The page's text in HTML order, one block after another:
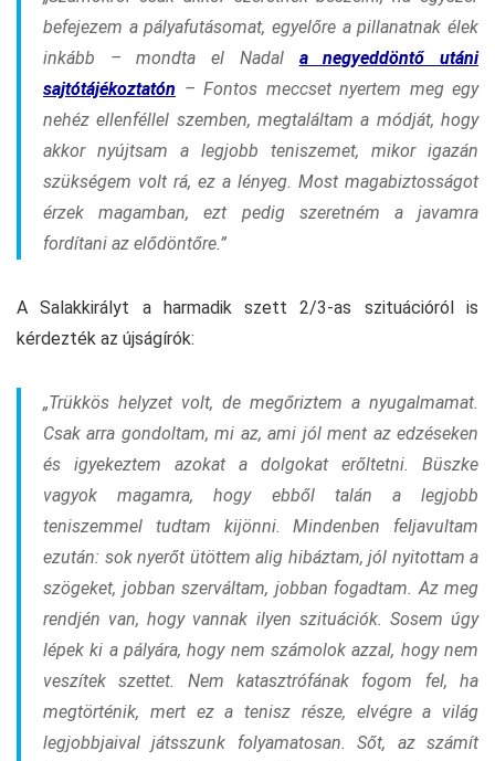
befejezem a pályafutásomat, egyelőre a pillanatnak élek
inkább – mondta el Nadal a negyeddöntő utáni
sajtótájékoztatón – Fontos meccset nyertem meg egy
nehéz ellenféllel szemben, megtaláltam a módját, hogy
akkor nyújtsam a legjobb teniszemet, mikor igazán
szükségem volt rá, ez a lényeg. Most magabiztosságot
érzek magamban, ezt pedig szeretném a javamra
fordítani az elődöntőre.”
A Salakkirályt a harmadik szett 2/3-as szituációról is
kérdezték az újságírók:
„Trükkös helyzet volt, de megőriztem a nyugalmamat.
Csak arra gondoltam, mi az, ami jól ment az edzéseken
és igyekeztem azokat a dolgokat erőltetni. Büszke
vagyok magamra, hogy ebből talán a legjobb
teniszemmel tudtam kijönni. Mindenben feljavultam
ezután: sok nyerőt ütöttem alig hibáztam, jól nyitottam a
szögeket, jobban szerváltam, jobban fogadtam. Az meg
rendjén van, hogy vannak ilyen szituációk. Sosem úgy
lépek ki a pályára, hogy nem számolok azzal, hogy nem
veszítek szettet. Nem katasztrófának fogom fel, ha
megtörténik, mert ez a tenisz része, elvégre a világ
legjobbjaival játsszunk folyamatosan. Sőt, az számít